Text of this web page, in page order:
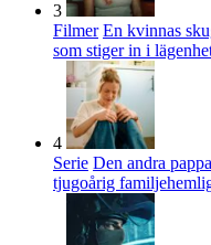
3
Filmer En kvinnas
som stiger in i
4
Serie Den andra
tjugoårig